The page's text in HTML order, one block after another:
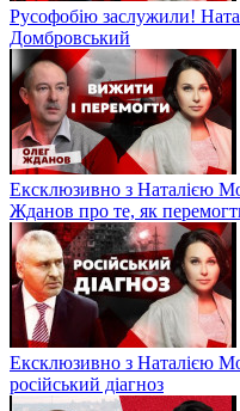
Русофобію заслужили!
Домбровський
Ексклюзивно з Наталією
Жданов про те, як
Ексклюзивно з Наталією
російський діагноз